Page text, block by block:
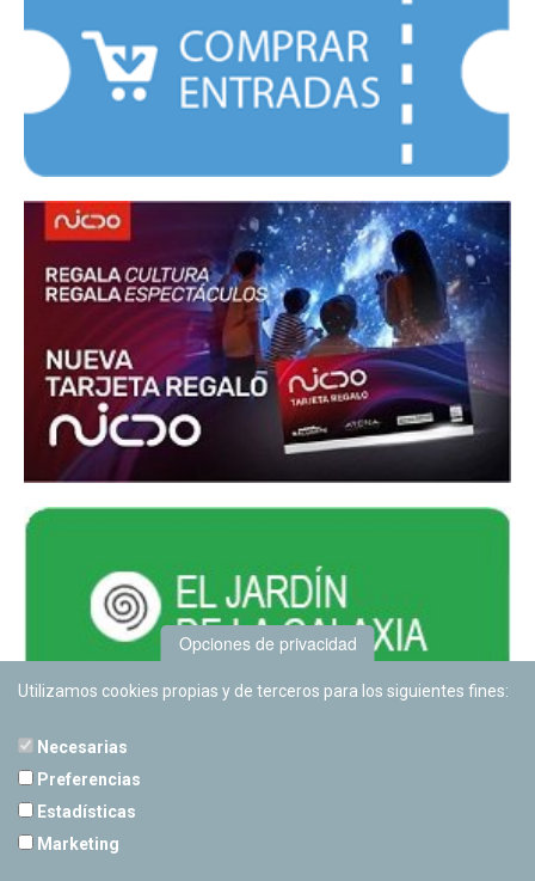
Opciones de privacidad
Utilizamos cookies propias y de terceros para los siguientes fines:
Necesarias
Preferencias
Estadísticas
Marketing